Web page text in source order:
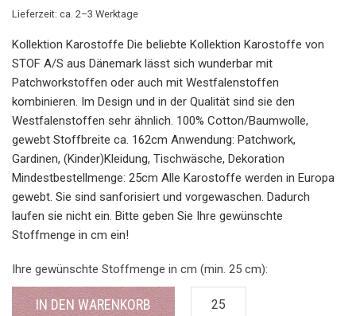
Lieferzeit: ca. 2–3 Werktage
Kollektion Karostoffe Die beliebte Kollektion Karostoffe von
STOF A/S aus Dänemark lässt sich wunderbar mit
Patchworkstoffen oder auch mit Westfalenstoffen
kombinieren. Im Design und in der Qualität sind sie den
Westfalenstoffen sehr ähnlich. 100% Cotton/Baumwolle,
gewebt Stoffbreite ca. 162cm Anwendung: Patchwork,
Gardinen, (Kinder)Kleidung, Tischwäsche, Dekoration
Mindestbestellmenge: 25cm Alle Karostoffe werden in Europa
gewebt. Sie sind sanforisiert und vorgewaschen. Dadurch
laufen sie nicht ein. Bitte geben Sie Ihre gewünschte
Stoffmenge in cm ein!
Ihre gewünschte Stoffmenge in cm (min. 25 cm):
IN DEN WARENKORB